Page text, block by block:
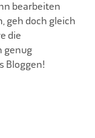
bearbeiten
geh doch gleich
die
genug
Bloggen!